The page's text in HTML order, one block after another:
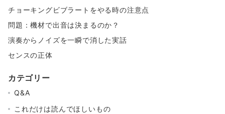
チョーキングビブラートをやる時の注意点
問題：機材で出音は決まるのか？
演奏からノイズを一瞬で消した実話
センスの正体
カテゴリー
Q&A
これだけは読んでほしいもの